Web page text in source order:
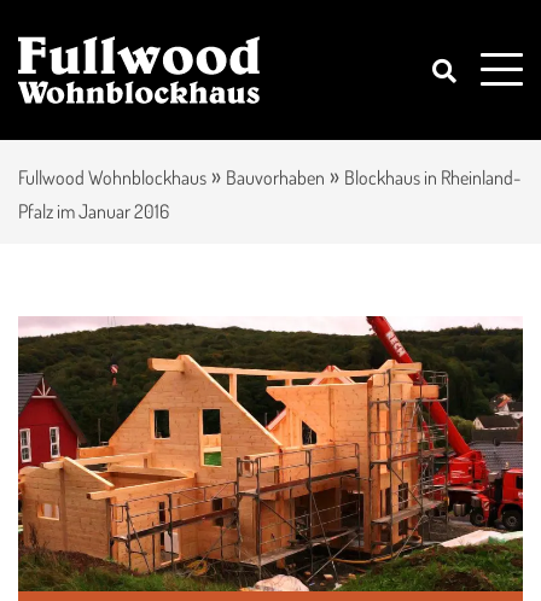
Fullwood Wohnblockhaus » Bauvorhaben » Blockhaus in Rheinland-
Pfalz im Januar 2016